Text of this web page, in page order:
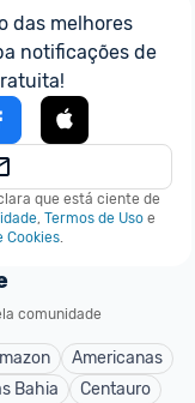
das melhores
notificações de
que está ciente de
, Termos de Uso e
Cookies.
comunidade
Americanas
Bahia
Centauro